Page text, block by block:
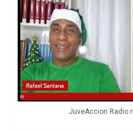
JuveAccion Radio